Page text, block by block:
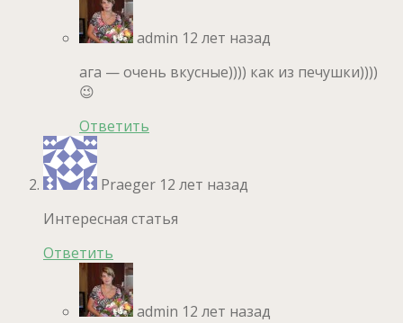
admin 12 лет назад
ага — очень вкусные)))) как из печушки))))
😉
Ответить
Praeger 12 лет назад
Интересная статья
Ответить
admin 12 лет назад